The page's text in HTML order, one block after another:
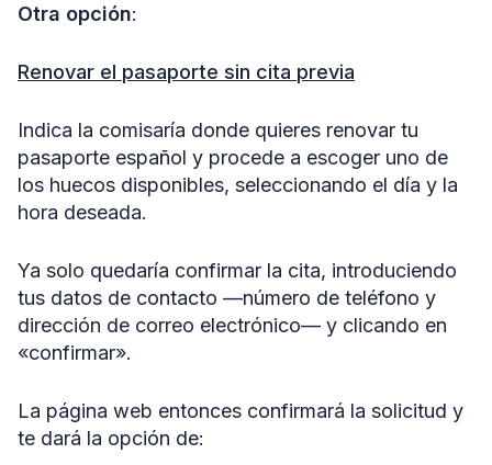
Otra opción:
Renovar el pasaporte sin cita previa
Indica la comisaría donde quieres renovar tu
pasaporte español y procede a escoger uno de
los huecos disponibles, seleccionando el día y la
hora deseada.
Ya solo quedaría confirmar la cita, introduciendo
tus datos de contacto —número de teléfono y
dirección de correo electrónico— y clicando en
«confirmar».
La página web entonces confirmará la solicitud y
te dará la opción de: